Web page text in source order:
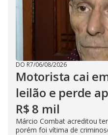
DO R7/06/08/2026
Motorista cai
leilão e perde
R$ 8 mil
Márcio Combat acreditou
porém foi vítima de